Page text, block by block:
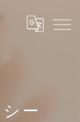
ー